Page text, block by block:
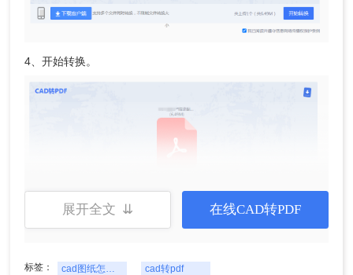
4、开始转换。
展开全文 ⇊ 在线CAD转PDF
标签： cad图纸怎样转换成pdf格式 cad转pdf